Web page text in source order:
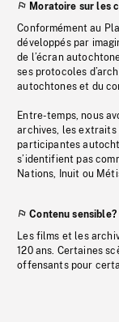
Moratoire sur les
Conformément au
développés par
de l’écran
ses protocoles
autochtones et du
Entre-temps, nous
archives, les
participantes
s’identifient pas
Nations, Inuit ou
Contenu sensible?
Les films et les
120 ans. Certaines
offensants pour